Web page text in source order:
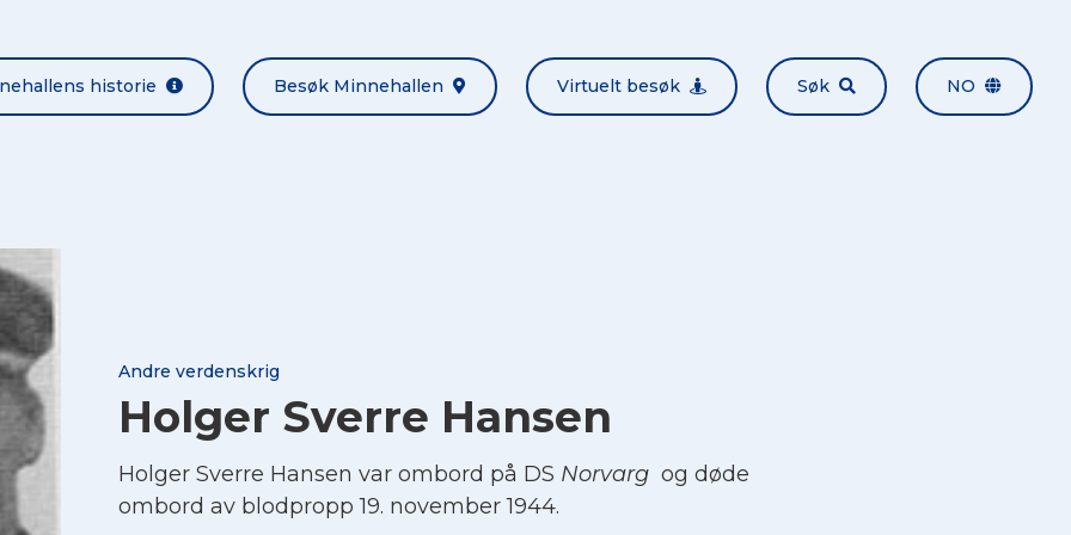
historie Besøk Minnehallen Virtuelt besøk Søk NO
Andre verdenskrig
Holger Sverre Hansen
Holger Sverre Hansen var ombord på DS Norvarg og døde
ombord av blodpropp 19. november 1944.